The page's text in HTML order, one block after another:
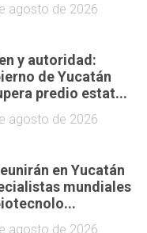
agosto de 2026
y autoridad:
de Yucatán
predio estat...
agosto de 2026
en Yucatán
mundiales
agosto de 2026